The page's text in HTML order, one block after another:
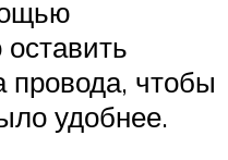
провода, чтобы
удобнее.